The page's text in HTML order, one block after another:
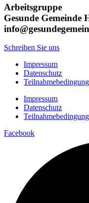
Arbeitsgruppe
Gesunde Gemeinde
Schreiben Sie uns
Impressum
Datenschutz
Impressum
Datenschutz
Facebook